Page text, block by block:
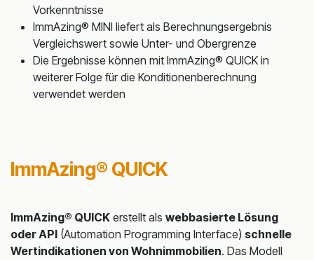
Vorkenntnisse
ImmAzing® MINI liefert als Berechnungsergebnis
Vergleichswert sowie Unter- und Obergrenze
Die Ergebnisse können mit ImmAzing® QUICK in
weiterer Folge für die Konditionenberechnung
verwendet werden
ImmAzing® QUICK
ImmAzing® QUICK erstellt als webbasierte Lösung
oder API (Automation Programming Interface) schnelle
Wertindikationen von Wohnimmobilien. Das Modell